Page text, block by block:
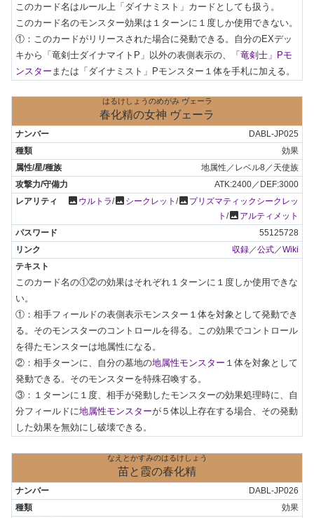
このカード名はルール上「ダイナミスト」カードとしても扱う。
このカード名のモンスター効果は１ターンに１度しか使用できない。
①：このカードがリリースされた場合に発動できる。自分のEXデッ
キから「竜剣士ダイナマイトP」以外の表側表示の、
「竜剣士」Pモ
ンスター または「ダイナミスト」Pモンスター１体を手札に加える。
はるけしょうのめがみ ヴェーラ
春化精の女神 ヴェーラ
DABL-JP025
効果
地属性／レベル8／天使族
ATK:2400／DEF:3000
photo ウルトラ/photo シークレット /photo プリズマティックシークレッ
ト /photo アルティメット
55125728
収録／公式／Wiki
このカード名の①②の効果はそれぞれ１ターンに１度しか使用できな
い。
①：相手フィールドの表側表示モンスター１体を対象として発動でき
る。そのモンスターのコントロールを得る。この効果でコントロール
を得たモンスターは地属性になる。
②：相手ターンに、自分の墓地の地属性モンスター １体を対象として
発動できる。そのモンスターを特殊召喚する。
③：１ターンに１度、相手が発動したモンスターの効果処理時に、自
分フィールドに地属性モンスターが５体以上存在する場合、その発動
した効果を無効にし破壊できる。
なえとかすみのはるけしょう
苗と霞の春化精
DABL-JP026
効果